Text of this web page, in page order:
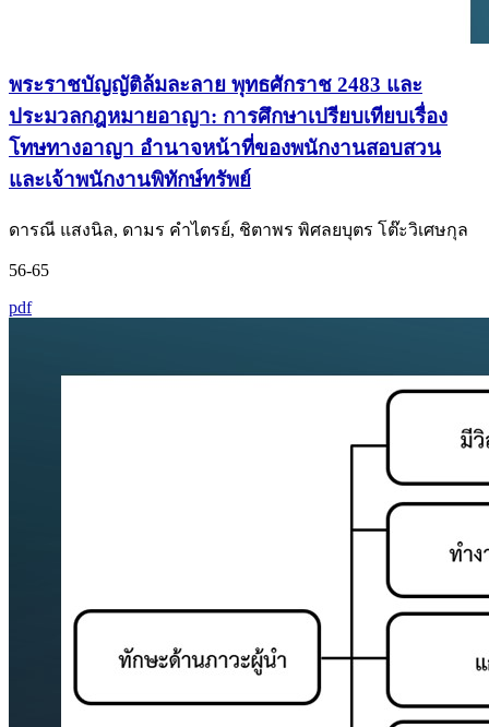
พระราชบัญญัติล้มละลาย พุทธศักราช 2483 และ
ประมวลกฎหมายอาญา: การศึกษาเปรียบเทียบเรื่อง
โทษทางอาญา อำนาจหน้าที่ของพนักงานสอบสวน
และเจ้าพนักงานพิทักษ์ทรัพย์
ดารณี แสงนิล, ดามร คำไตรย์, ชิตาพร พิศลยบุตร โต๊ะวิเศษกุล
56-65
pdf